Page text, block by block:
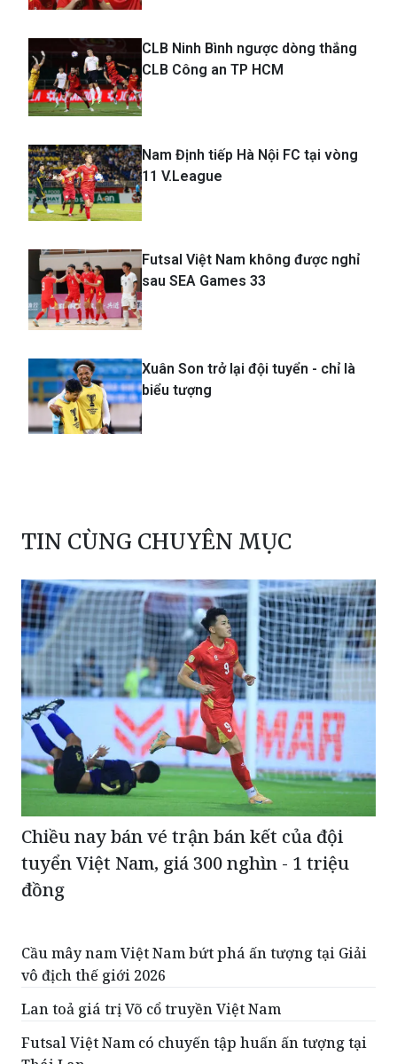
CLB Ninh Bình ngược dòng thắng
CLB Công an TP HCM
Nam Định tiếp Hà Nội FC tại vòng
11 V.League
Futsal Việt Nam không được nghỉ
sau SEA Games 33
Xuân Son trở lại đội tuyển - chỉ là
biểu tượng
TIN CÙNG CHUYÊN MỤC
Chiều nay bán vé trận bán kết của đội
tuyển Việt Nam, giá 300 nghìn - 1 triệu
đồng
Cầu mây nam Việt Nam bứt phá ấn tượng tại Giải
vô địch thế giới 2026
Lan toả giá trị Võ cổ truyền Việt Nam
Futsal Việt Nam có chuyến tập huấn ấn tượng tại